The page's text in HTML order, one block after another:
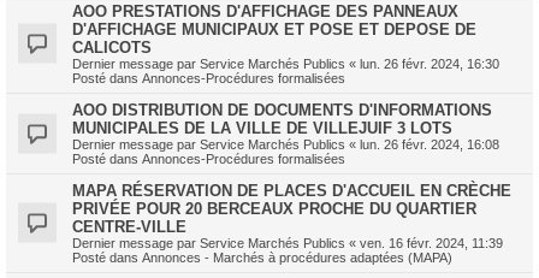
AOO PRESTATIONS D'AFFICHAGE DES PANNEAUX
D'AFFICHAGE MUNICIPAUX ET POSE ET DEPOSE DE
CALICOTS
Dernier message par Service Marchés Publics « lun. 26 févr. 2024, 16:30
Posté dans Annonces-Procédures formalisées
AOO DISTRIBUTION DE DOCUMENTS D'INFORMATIONS
MUNICIPALES DE LA VILLE DE VILLEJUIF 3 LOTS
Dernier message par Service Marchés Publics « lun. 26 févr. 2024, 16:08
Posté dans Annonces-Procédures formalisées
MAPA RÉSERVATION DE PLACES D'ACCUEIL EN CRÈCHE
PRIVÉE POUR 20 BERCEAUX PROCHE DU QUARTIER
CENTRE-VILLE
Dernier message par Service Marchés Publics « ven. 16 févr. 2024, 11:39
Posté dans Annonces - Marchés à procédures adaptées (MAPA)